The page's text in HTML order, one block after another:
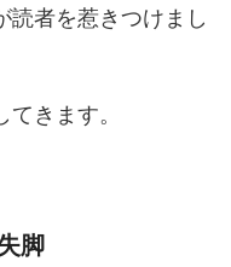
読者を惹きつけまし
きます。
脚